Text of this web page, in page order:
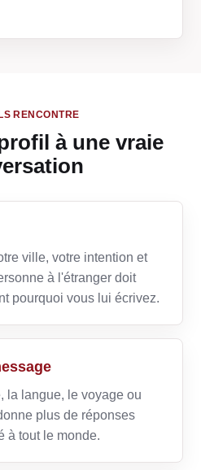
RENCONTRE
à une vraie
ville, votre intention et
à l'étranger doit
pourquoi vous lui écrivez.
la langue, le voyage ou
plus de réponses
à tout le monde.